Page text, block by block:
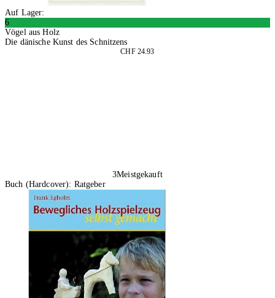
Auf Lager:
6
Vögel aus Holz
Die dänische Kunst des Schnitzens
CHF 24.93
3Meistgekauft
Buch (Hardcover): Ratgeber